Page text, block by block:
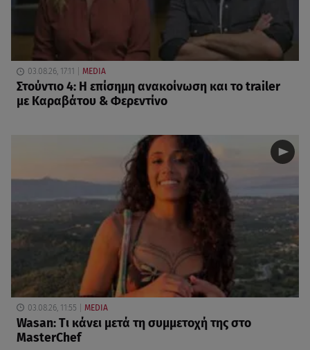
03.08.26, 17:11 MEDIA
Στούντιο 4: Η επίσημη ανακοίνωση και το trailer
με Καραβάτου & Φερεντίνο
03.08.26, 11:55 MEDIA
Wasan: Tι κάνει μετά τη συμμετοχή της στο
MasterChef